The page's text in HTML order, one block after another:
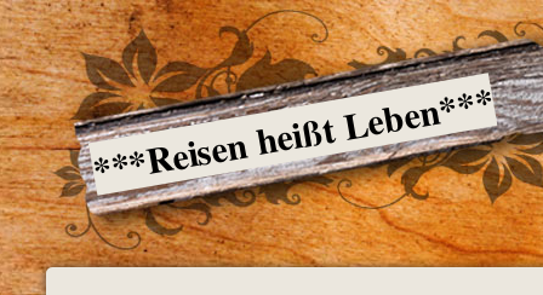
***Reisen heißt Leben***